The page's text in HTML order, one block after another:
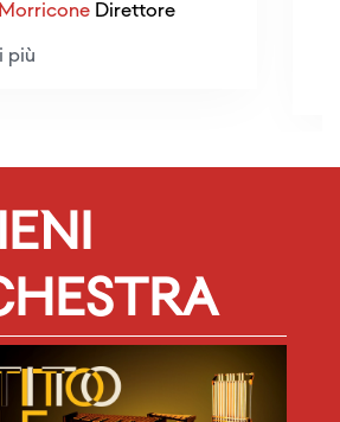
Direttore
più